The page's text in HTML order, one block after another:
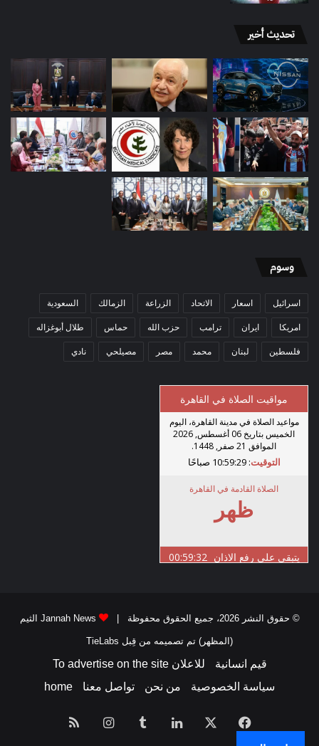
تحديث أخير
وسوم
اسرائيل اسعار الاتحاد الزراعة الزمالك السعودية
امريكا ايران ترامب حزب الله حماس طلال أبوغزاله
فلسطين لبنان محمد مصر مصيلحي نادي
© حقوق النشر 2026، جميع الحقوق محفوظة | Jannah News الثيم
(المظهر) تم تصميمه من قِبل TieLabs
قيم انسانية
للاعلان To advertise on the site
سياسة الخصوصية
من نحن تواصل معنا home
فيسبوك لينكدإن انستقرام